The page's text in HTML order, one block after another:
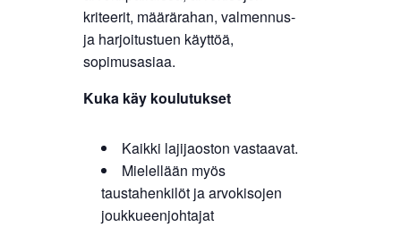
kriteerit, määrärahan, valmennus-
ja harjoitustuen käyttöä,
sopimusasiaa.
Kuka käy koulutukset
Kaikki lajijaoston vastaavat.
Mielellään myös
taustahenkilöt ja arvokisojen
joukkueenjohtajat